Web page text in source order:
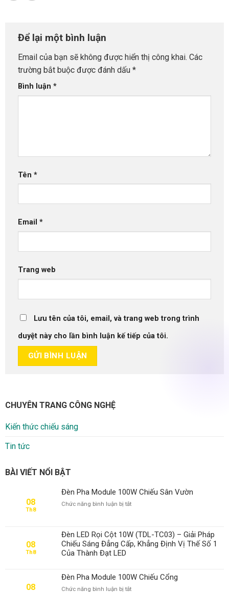
Để lại một bình luận
Email của bạn sẽ không được hiển thị công khai. Các
trường bắt buộc được đánh dấu *
Bình luận *
Tên *
Email *
Trang web
Lưu tên của tôi, email, và trang web trong trình
duyệt này cho lần bình luận kế tiếp của tôi.
CHUYÊN TRANG CÔNG NGHỆ
Kiến thức chiếu sáng
Tin tức
BÀI VIẾT NỔI BẬT
08
Th8
Đèn Pha Module 100W Chiếu Sân Vườn
Chức năng bình luận bị tắtở
Module
100W
Chiếu
08
Th8
Đèn LED Rọi Cột 10W (TDL-TC03) – Giải Pháp
Chiếu Sáng Đẳng Cấp, Khẳng Định Vị Thế Số 1
Của Thành Đạt LED
08
Đèn Pha Module 100W Chiếu Cổng
Chức năng bình luận bị tắtở